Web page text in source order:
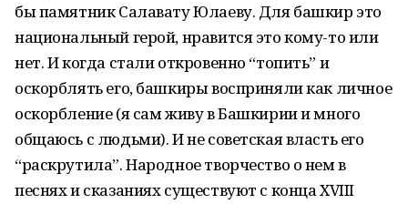
бы памятник Салавату Юлаеву. Для башкир это
национальный герой, нравится это кому-то или
нет. И когда стали откровенно “топить” и
оскорблять его, башкиры восприняли как личное
оскорбление (я сам живу в Башкирии и много
общаюсь с людьми). И не советская власть его
“раскрутила”. Народное творчество о нем в
песнях и сказаниях существуют с конца XVIII